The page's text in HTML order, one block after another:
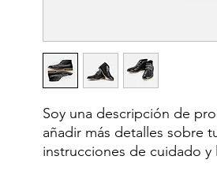
Soy una descripción de
añadir más detalles sobre
instrucciones de cuidado y